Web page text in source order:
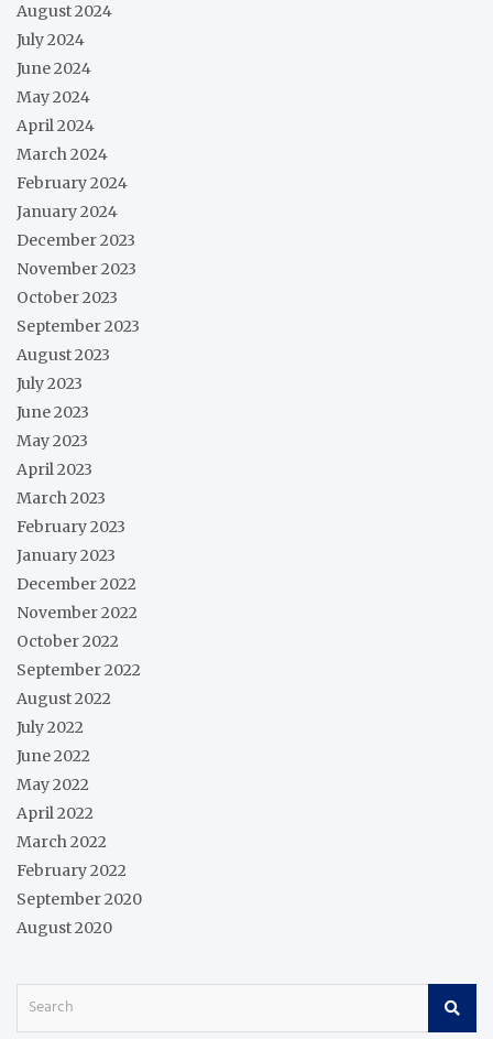
August 2024
July 2024
June 2024
May 2024
April 2024
March 2024
February 2024
January 2024
December 2023
November 2023
October 2023
September 2023
August 2023
July 2023
June 2023
May 2023
April 2023
March 2023
February 2023
January 2023
December 2022
November 2022
October 2022
September 2022
August 2022
July 2022
June 2022
May 2022
April 2022
March 2022
February 2022
September 2020
August 2020